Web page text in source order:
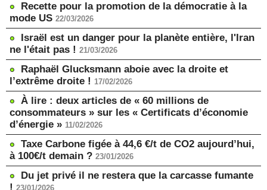
Recette pour la promotion de la démocratie à la
mode US 22/03/2026
Israël est un danger pour la planète entière, l'Iran
ne l'était pas ! 21/03/2026
Raphaël Glucksmann aboie avec la droite et
l’extrême droite ! 17/02/2026
À lire : deux articles de « 60 millions de
consommateurs » sur les « Certificats d’économie
d’énergie » 11/02/2026
Taxe Carbone figée à 44,6 €/t de CO2 aujourd’hui,
à 100€/t demain ? 23/01/2026
Du jet privé il ne restera que la carcasse fumante
! 23/01/2026